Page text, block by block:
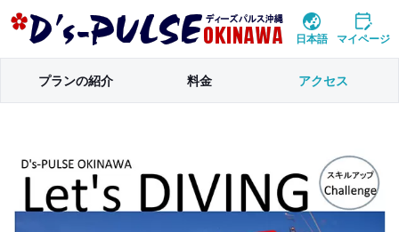
日本語 マイページ
プランの紹介 料金 アクセス